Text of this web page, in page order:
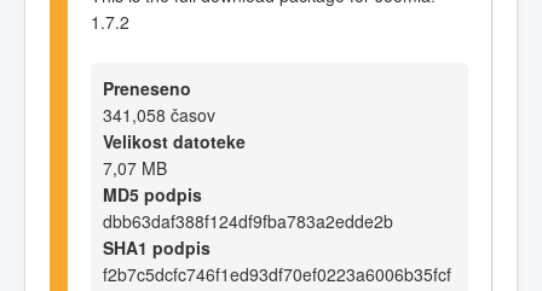
1.7.2
Preneseno
341,058 časov
Velikost datoteke
7,07 MB
MD5 podpis
dbb63daf388f124df9fba783a2edde2b
SHA1 podpis
f2b7c5dcfc746f1ed93df70ef0223a6006b35fcf